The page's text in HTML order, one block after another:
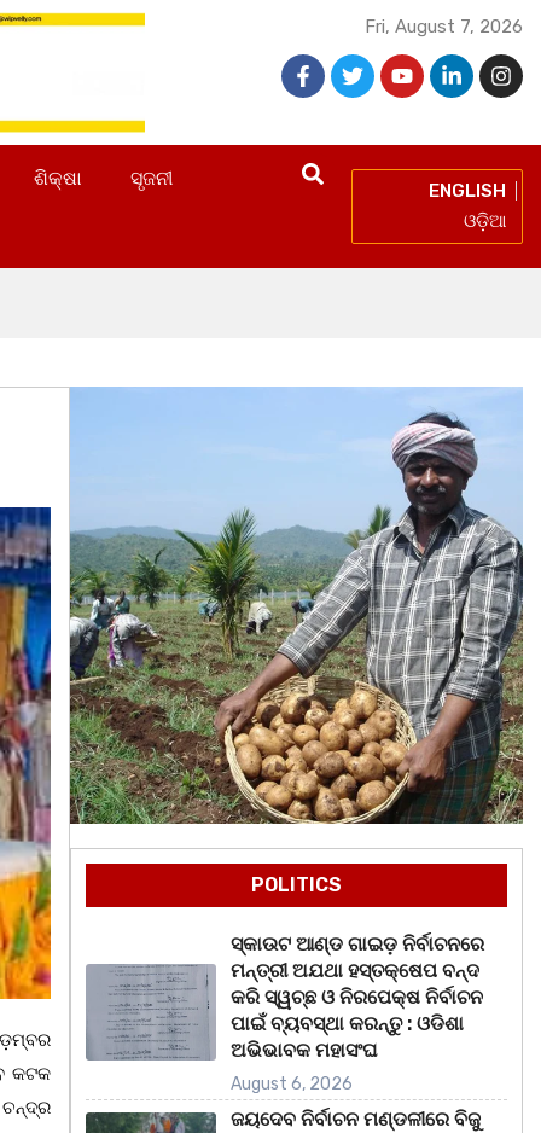
Fri, August 7, 2026
ଶିକ୍ଷା ସୃଜନୀ
ENGLISH
ଓଡ଼ିଆ
କଟକ
POLITICS
ସ୍କାଉଟ ଆଣ୍ଡ ଗାଇଡ଼ ନିର୍ବାଚନରେ
ମନ୍ତ୍ରୀ ଅଯଥା ହସ୍ତକ୍ଷେପ ବନ୍ଦ
କରି ସ୍ୱଚ୍ଛ ଓ ନିରପେକ୍ଷ ନିର୍ବାଚନ
ପାଇଁ ବ୍ୟବସ୍ଥା କରନ୍ତୁ : ଓଡିଶା
ଅଭିଭାବକ ମହାସଂଘ
August 6, 2026
ଜୟଦେବ ନିର୍ବାଚନ ମଣ୍ଡଳୀରେ ବିଜୁ